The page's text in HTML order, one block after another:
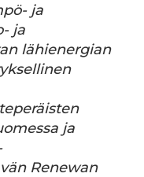
ja
ja
lähienergian
ja
Renewan